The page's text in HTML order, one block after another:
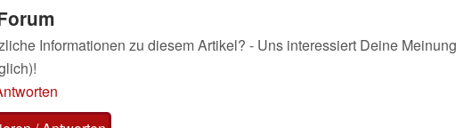
Informationen zu diesem Artikel? - Uns interessiert Deine Meinung